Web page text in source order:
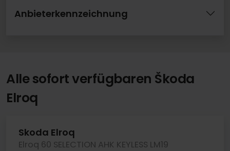
Anbieterkennzeichnung
Alle sofort verfügbaren Škoda
Elroq
Skoda Elroq
Elroq 60 SELECTION AHK KEYLESS LM19